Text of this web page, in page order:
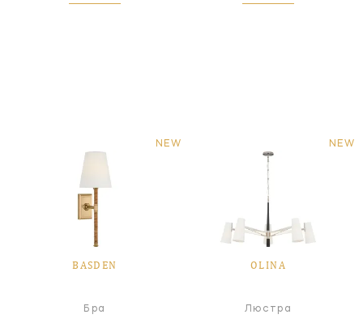
NEW
BASDEN
Бра
NEW
OLINA
Люстра